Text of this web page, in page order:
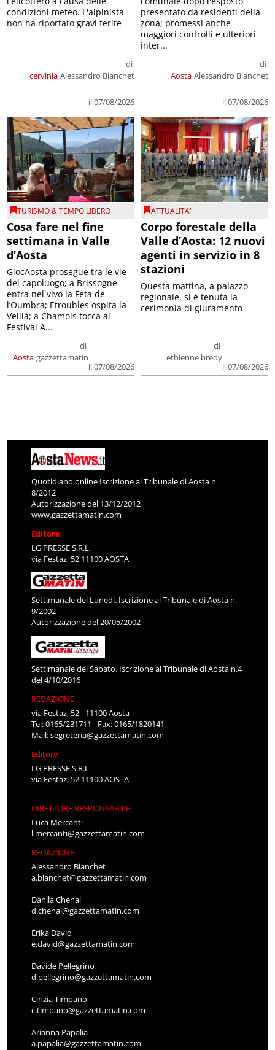
cervinia
di
Alessandro Bianchet
il 07/08/2026
condizioni meteo. L'alpinista
non ha riportato gravi ferite
Aosta
di
Alessandro Bianchet
il 07/08/2026
presentato da residenti della
zona; promessi anche
maggiori controlli e ulteriori
inter...
TURISMO & TEMPO LIBERO
Cosa fare nel fine
settimana in Valle
d’Aosta
Aosta
di
gazzettamatin
il 07/08/2026
GiocAosta prosegue tra le vie
del capoluogo; a Brissogne
entra nel vivo la Feta de
l’Oumbra; Etroubles ospita la
Veillà; a Chamois tocca al
Festival A...
ATTUALITA'
Corpo forestale della
Valle d’Aosta: 12 nuovi
agenti in servizio in 8
stazioni
di
ethienne bredy
il 07/08/2026
Questa mattina, a palazzo
regionale, si è tenuta la
cerimonia di giuramento
Quotidiano online Iscrizione al Tribunale di Aosta n.
8/2012
Autorizzazione del 13/12/2012
www.gazzettamatin.com
Editore
LG PRESSE S.R.L.
via Festaz, 52 11100 AOSTA
Settimanale del Lunedì. Iscrizione al Tribunale di Aosta n.
9/2002
Autorizzazione del 20/05/2002
Settimanale del Sabato. Iscrizione al Tribunale di Aosta n.4
del 4/10/2016
REDAZIONE
via Festaz, 52 - 11100 Aosta
Tel: 0165/231711 - Fax: 0165/1820141
Mail:segreteria@gazzettamatin.com
Editore
LG PRESSE S.R.L.
via Festaz, 52 11100 AOSTA
DIRETTORE RESPONSABILE
Luca Mercanti
l.mercanti@gazzettamatin.com
REDAZIONE
Alessandro Bianchet
a.bianchet@gazzettamatin.com
Danila Chenal
d.chenal@gazzettamatin.com
Erika David
e.david@gazzettamatin.com
Davide Pellegrino
d.pellegrino@gazzettamatin.com
Cinzia Timpano
c.timpano@gazzettamatin.com
Arianna Papalia
a.papalia@gazzettamatin.com